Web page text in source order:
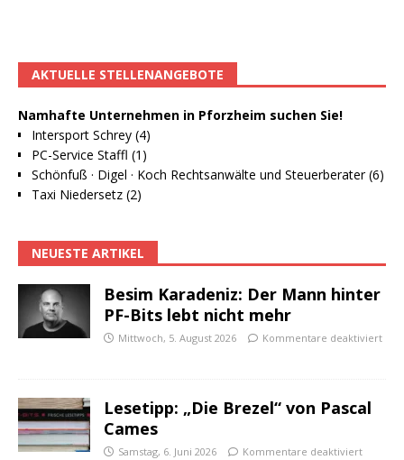
AKTUELLE STELLENANGEBOTE
Namhafte Unternehmen in Pforzheim suchen Sie!
Intersport Schrey (4)
PC-Service Staffl (1)
Schönfuß · Digel · Koch Rechtsanwälte und Steuerberater (6)
Taxi Niedersetz (2)
NEUESTE ARTIKEL
Besim Karadeniz: Der Mann hinter
PF-Bits lebt nicht mehr
Mittwoch, 5. August 2026 Kommentare deaktiviert
Lesetipp: „Die Brezel“ von Pascal
Cames
Samstag, 6. Juni 2026 Kommentare deaktiviert